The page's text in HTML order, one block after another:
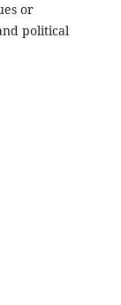
or
political